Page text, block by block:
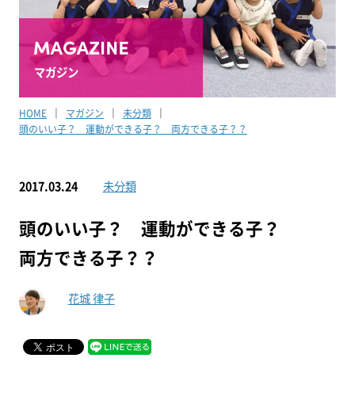
マガジン
HOME マガジン
未分類
頭のいい子？ 運動ができる子？ 両方できる子？？
2017.03.24 未分類
頭のいい子？ 運動ができる子？
両方できる子？？
花城 律子